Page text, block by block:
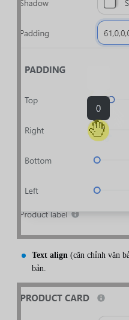
Text align (căn chỉnh văn
bản.